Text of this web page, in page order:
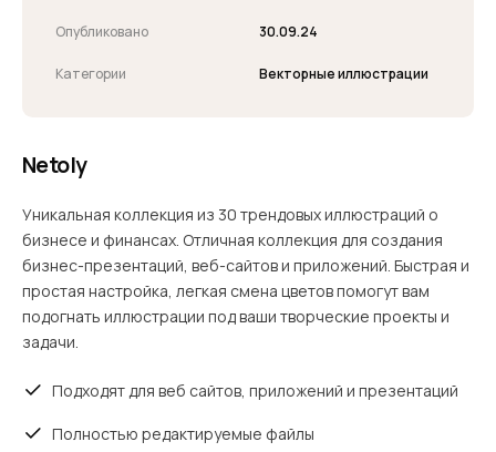
Опубликовано 30.09.24
Категории Векторные иллюстрации
Netoly
Уникальная коллекция из 30 трендовых иллюстраций о
бизнесе и финансах. Отличная коллекция для создания
бизнес-презентаций, веб-сайтов и приложений. Быстрая и
простая настройка, легкая смена цветов помогут вам
подогнать иллюстрации под ваши творческие проекты и
задачи.
Подходят для веб сайтов, приложений и презентаций
Полностью редактируемые файлы